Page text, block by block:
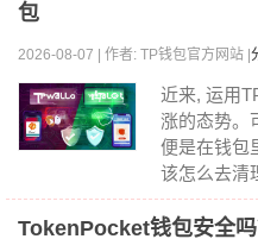
包
2026-08-07 | 作者: TP钱包官方网站 |
近来, 运用
涨的态势。
便是在钱包
该怎么去清
TokenPocket钱包安全